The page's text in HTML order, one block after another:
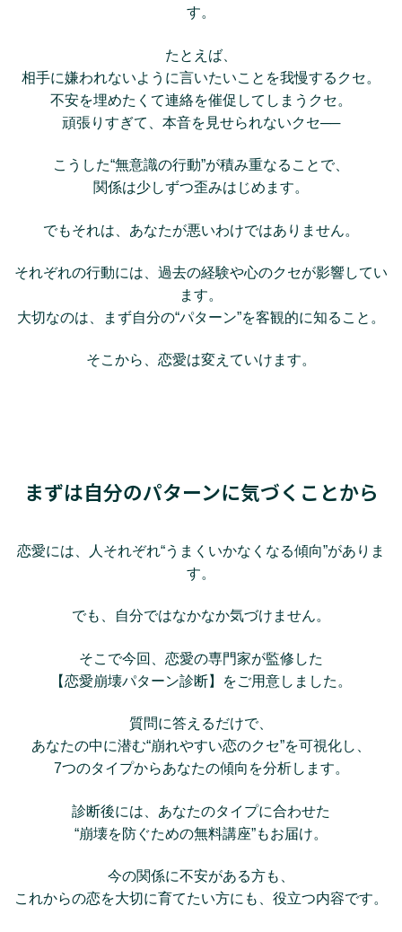
す。
たとえば、
相手に嫌われないように言いたいことを我慢するクセ。
不安を埋めたくて連絡を催促してしまうクセ。
頑張りすぎて、本音を見せられないクセ──
こうした“無意識の行動”が積み重なることで、
関係は少しずつ歪みはじめます。
でもそれは、あなたが悪いわけではありません。
それぞれの行動には、過去の経験や心のクセが影響してい
ます。
大切なのは、まず自分の“パターン”を客観的に知ること。
そこから、恋愛は変えていけます。
まずは自分のパターンに気づくことから
恋愛には、人それぞれ“うまくいかなくなる傾向”がありま
す。
でも、自分ではなかなか気づけません。
そこで今回、恋愛の専門家が監修した
【恋愛崩壊パターン診断】をご用意しました。
質問に答えるだけで、
あなたの中に潜む“崩れやすい恋のクセ”を可視化し、
7つのタイプからあなたの傾向を分析します。
診断後には、あなたのタイプに合わせた
“崩壊を防ぐための無料講座”もお届け。
今の関係に不安がある方も、
これからの恋を大切に育てたい方にも、役立つ内容です。